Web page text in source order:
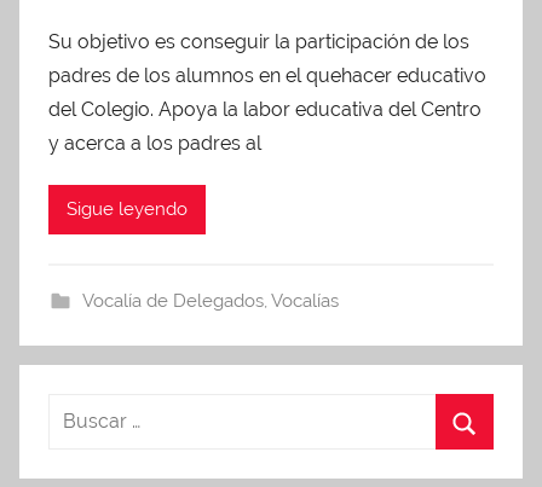
r
A
d
m
A
Su objetivo es conseguir la participación de los
padres de los alumnos en el quehacer educativo
del Colegio. Apoya la labor educativa del Centro
y acerca a los padres al
Sigue leyendo
Vocalía de Delegados, Vocalías